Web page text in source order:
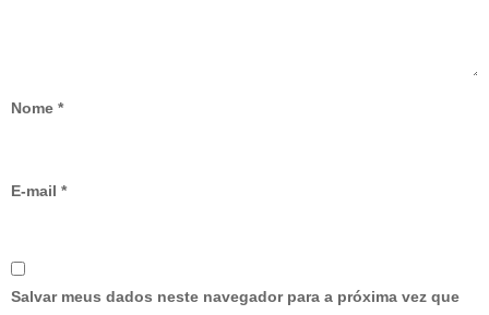
Nome *
E-mail *
Salvar meus dados neste navegador para a próxima vez que